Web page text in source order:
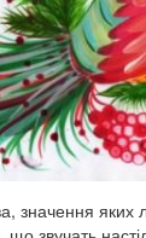
значення яких